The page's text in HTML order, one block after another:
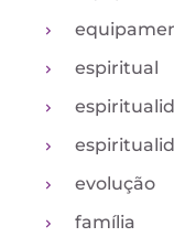
espiritual
evolução
família